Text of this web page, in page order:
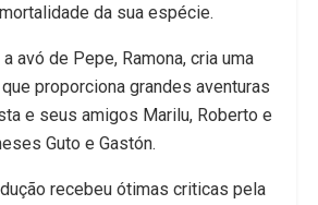
da sua espécie.
avó de Pepe, Ramona, cria uma
proporciona grandes aventuras
e seus amigos Marilu, Roberto e
Guto e Gastón.
recebeu ótimas criticas pela